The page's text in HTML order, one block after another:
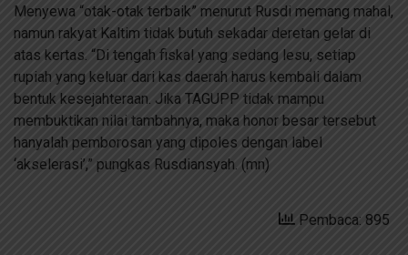
Menyewa “otak-otak terbaik” menurut Rusdi memang mahal,
namun rakyat Kaltim tidak butuh sekadar deretan gelar di
atas kertas. “Di tengah fiskal yang sedang lesu, setiap
rupiah yang keluar dari kas daerah harus kembali dalam
bentuk kesejahteraan. Jika TAGUPP tidak mampu
membuktikan nilai tambahnya, maka honor besar tersebut
hanyalah pemborosan yang dipoles dengan label
‘akselerasi’,” pungkas Rusdiansyah. (mn)
Pembaca: 895